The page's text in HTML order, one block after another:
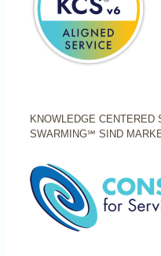
KNOWLEDGE
SWARMING℠ SIND